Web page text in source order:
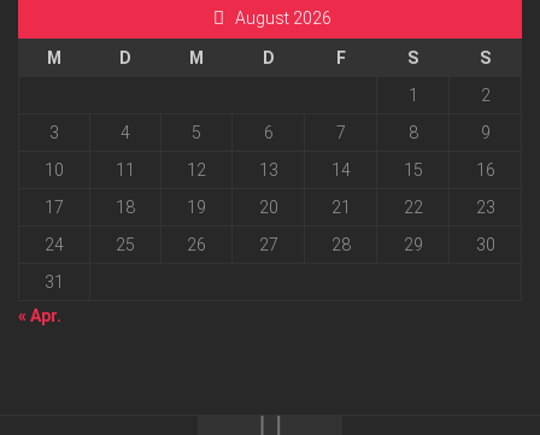
August 2026
M D M D F S
S
1
2
3
4 5 6 7 8
9
10
11 12 13 14 15
16
17
18 19 20 21 22
23
24
25 26 27 28 29
30
31
« Apr.